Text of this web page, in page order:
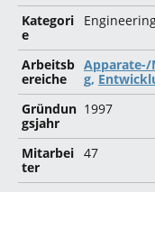
Kategori
e
Arbeitsb
ereiche
Apparate-/
g,
Gründun
gsjahr
1997
Mitarbei
ter
47